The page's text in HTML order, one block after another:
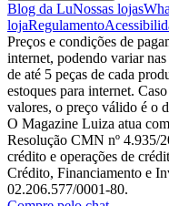
Blog da LuNossas lojas
lojaRegulamento
Preços e condições de
internet, podendo variar
de até 5 peças de cada
estoques para internet.
valores, o preço válido é o
O Magazine Luiza atua
Resolução CMN nº 4.935/
crédito e operações de
Crédito, Financiamento e
02.206.577/0001-80.